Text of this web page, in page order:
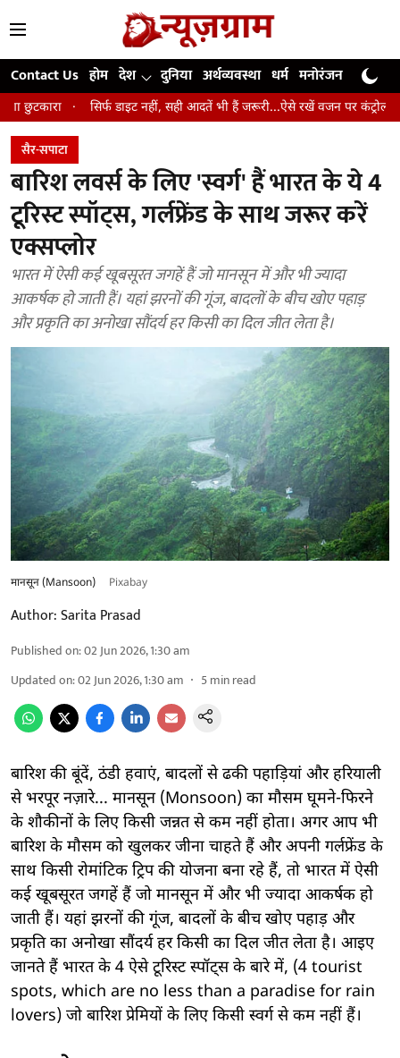
Contact Us होम देश दुनिया अर्थव्यवस्था धर्म मनोरंजन खेल
सिर्फ डाइट नहीं, सही आदतें भी हैं जरूरी...ऐसे रखें वजन पर कंट्रोल और रहें लंबे
सैर-सपाटा
बारिश लवर्स के लिए 'स्वर्ग' हैं भारत के ये 4
टूरिस्ट स्पॉट्स, गर्लफ्रेंड के साथ जरूर करें
एक्सप्लोर
भारत में ऐसी कई खूबसूरत जगहें हैं जो मानसून में और भी ज्यादा
आकर्षक हो जाती हैं। यहां झरनों की गूंज, बादलों के बीच खोए पहाड़
और प्रकृति का अनोखा सौंदर्य हर किसी का दिल जीत लेता है।
मानसून (Mansoon) Pixabay
Author:Sarita Prasad
Published on:02 Jun 2026, 1:30 am
Updated on:02 Jun 2026, 1:30 am 5min read
बारिश की बूंदें, ठंडी हवाएं, बादलों से ढकी पहाड़ियां और हरियाली
से भरपूर नज़ारे... मानसून (Monsoon) का मौसम घूमने-फिरने
के शौकीनों के लिए किसी जन्नत से कम नहीं होता। अगर आप भी
बारिश के मौसम को खुलकर जीना चाहते हैं और अपनी गर्लफ्रेंड के
साथ किसी रोमांटिक ट्रिप की योजना बना रहे हैं, तो भारत में ऐसी
कई खूबसूरत जगहें हैं जो मानसून में और भी ज्यादा आकर्षक हो
जाती हैं। यहां झरनों की गूंज, बादलों के बीच खोए पहाड़ और
प्रकृति का अनोखा सौंदर्य हर किसी का दिल जीत लेता है। आइए
जानते हैं भारत के 4 ऐसे टूरिस्ट स्पॉट्स के बारे में, (4 tourist
spots, which are no less than a paradise for rain
lovers) जो बारिश प्रेमियों के लिए किसी स्वर्ग से कम नहीं हैं।